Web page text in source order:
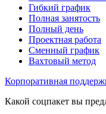
Гибкий график
Полная занятость
Полный день
Проектная работа
Сменный график
Вахтовый метод
Корпоративная
Какой соцпакет вы